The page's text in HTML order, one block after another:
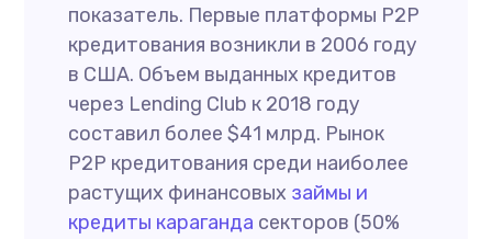
показатель. Первые платформы P2P
кредитования возникли в 2006 году
в США. Объем выданных кредитов
через Lending Club к 2018 году
составил более $41 млрд. Рынок
P2P кредитования среди наиболее
растущих финансовых займы и
кредиты караганда секторов (50%